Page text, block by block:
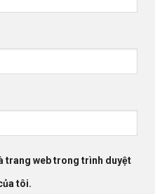
trang web trong trình duyệt
tôi.